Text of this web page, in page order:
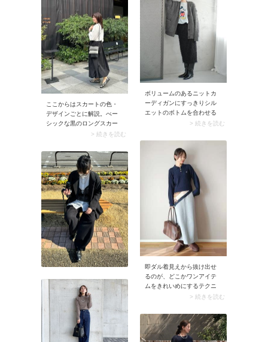
ボリュームのあるニットカ
ーディガンにすっきりシル
エットのボトムを合わせる
コーデは、失敗のない鉄板
すめなのがミディ丈のタイ
トスカートにロングブーツ
を合わせる着こなし。コー
デ全体がキュッと引き締ま
ります。シルエットにコン
トラストが生まれ、ニット
の存在感もより際立つスタ
> 続きを読む
ここからはスカートの色・
デザインごとに解説。べー
シックな黒のロングスカー
トを春に取り入れるときは
合わせましょう。スナップ
のようなベージュのスウェ
ットや白ブラウスならムー
ドが一変。重たく見えやす
い黒ロングスカートがスッ
キリ決まります。
> 続きを読む
即ダル着見えから抜け出せ
るのが、どこかワンアイテ
ムをきれいめにするテクニ
ック。スナップではポロカ
ることで、ムートンブーツ
のカジュアル感を程よく中
和。さらにスカーフを腰巻
> 続きを読む